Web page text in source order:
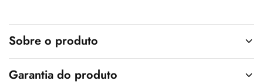
i
v
e
:
Sobre o produto
Garantia do produto